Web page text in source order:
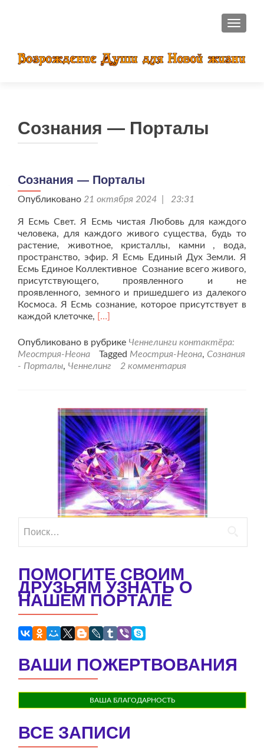
Сознания — Порталы
Сознания — Порталы
Опубликовано 21 октября 2024 | 23:31
Я Есмь Свет. Я Есмь чистая Любовь для каждого
человека, для каждого живого существа, будь то
растение, животное, кристаллы, камни , вода,
пространство, эфир. Я Есмь Единый Дух Земли. Я
Есмь Единое Коллективное Сознание всего живого,
присутствующего, проявленного и не
проявленного, земного и пришедшего из далекого
Космоса. Я Есмь сознание, которое присутствует в
каждой клеточке, Читать
проСознания
—
Порталы
[…]
Опубликовано в рубрике Ченнелинги контактёра:
Меострия-Неона
Tagged Меострия-Неона, Сознания
- Порталы, Ченнелинг 2 комментария
ПОМОГИТЕ СВОИМ
ДРУЗЬЯМ УЗНАТЬ О
НАШЕМ ПОРТАЛЕ
ВАШИ ПОЖЕРТВОВАНИЯ
ВАША БЛАГОДАРНОСТЬ
ВСЕ ЗАПИСИ